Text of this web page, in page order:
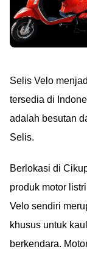
Selis Velo
tersedia di
adalah besutan
Selis.
Berlokasi di
produk motor
Velo sendiri
khusus untuk
berkendara.